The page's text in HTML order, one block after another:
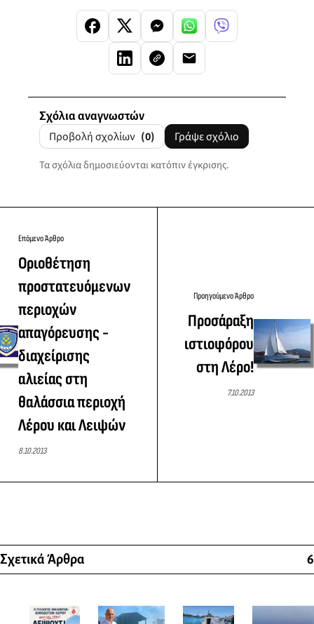
Σχόλια αναγνωστών
Προβολή σχολίων (0) Γράψε σχόλιο
Τα σχόλια δημοσιεύονται κατόπιν έγκρισης.
Επόμενο Άρθρο
Οριοθέτηση
προστατευόμενων
περιοχών
απαγόρευσης -
διαχείρισης
αλιείας στη
θαλάσσια περιοχή
Λέρου και Λειψών
8.10.2013
Προηγούμενο Άρθρο
Προσάραξη
ιστιοφόρου
στη Λέρο!
7.10.2013
Σχετικά Άρθρα 6